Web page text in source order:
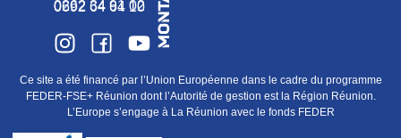
0262 34 91 02
0692 64 64 10
Ce site a été financé par l’Union Européenne dans le cadre du programme
FEDER-FSE+ Réunion dont l’Autorité de gestion est la Région Réunion.
L’Europe s’engage à La Réunion avec le fonds FEDER